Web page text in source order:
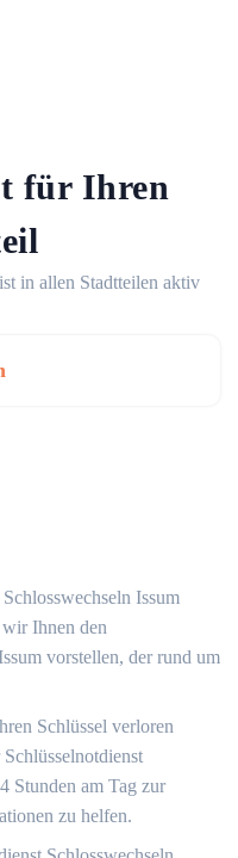
für Ihren
in allen Stadtteilen aktiv
Issum
Ihnen den
vorstellen, der rund um
Schlüssel verloren
Stunden am Tag zur
zu helfen.​